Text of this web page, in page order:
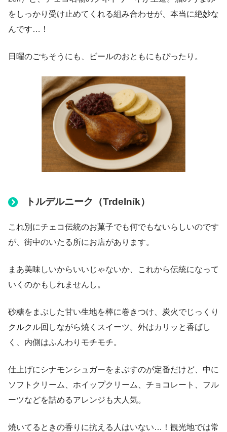
をしっかり受け止めてくれる組み合わせが、本当に絶妙な
んです…！
日曜のごちそうにも、ビールのおともにもぴったり。
トルデルニーク（Trdelník）
これ別にチェコ伝統のお菓子でも何でもないらしいのです
が、街中のいたる所にお店があります。
まあ美味しいからいいじゃないか、これから伝統になって
いくのかもしれませんし。
砂糖をまぶした甘い生地を棒に巻きつけ、炭火でじっくり
クルクル回しながら焼くスイーツ。外はカリッと香ばし
く、内側はふんわりモチモチ。
仕上げにシナモンシュガーをまぶすのが定番だけど、中に
ソフトクリーム、ホイップクリーム、チョコレート、フル
ーツなどを詰めるアレンジも大人気。
焼いてるときの香りに抗える人はいない…！観光地では常